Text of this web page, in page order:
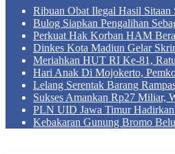
Ribuan Obat Ilegal Hasil Sitaan
Bulog Siapkan Pengalihan
Perkuat Hak Korban HAM
Dinkes Kota Madiun Gelar
Meriahkan HUT RI Ke-81,
Hari Anak Di Mojokerto,
Lelang Serentak Barang
Sukses Amankan Rp27 Miliar,
PLN UID Jawa Timur
Kebakaran Gunung Bromo